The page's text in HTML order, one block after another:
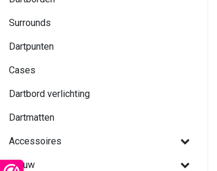
Surrounds
Dartpunten
Cases
Dartbord verlichting
Dartmatten
Accessoires
Nieuw